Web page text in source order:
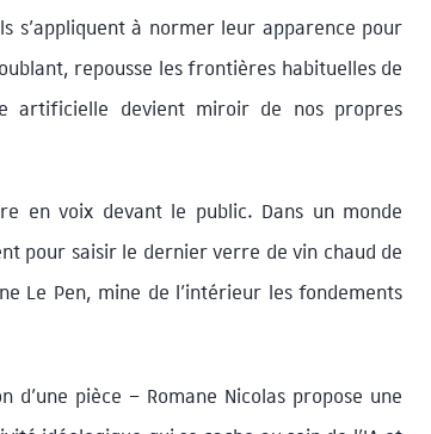
s’appliquent à normer leur apparence pour
repousse les frontières habituelles de
artificielle devient miroir de nos propres
en voix devant le public. Dans un monde
pour saisir le dernier verre de vin chaud de
Le Pen, mine de l’intérieur les fondements
pièce – Romane Nicolas propose une